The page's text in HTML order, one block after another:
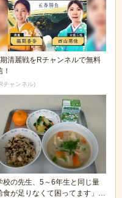
清麗戦をRチャンネルで無料
チャンネル)
校の先生、5～6年生と同じ量
食が足りなくて困ってます」有